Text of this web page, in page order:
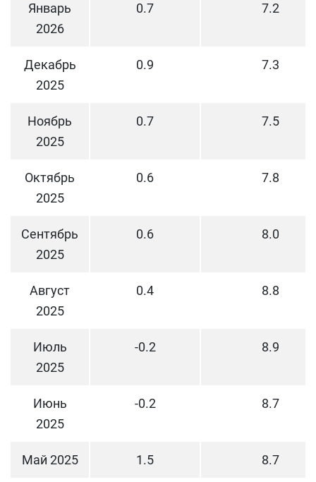
Январь
2026
0.7 7.2
Декабрь
2025
0.9 7.3
Ноябрь
2025
0.7 7.5
Октябрь
2025
0.6 7.8
Сентябрь
2025
0.6 8.0
Август
2025
0.4 8.8
Июль
2025
-0.2 8.9
Июнь
2025
-0.2 8.7
Май 2025 1.5 8.7